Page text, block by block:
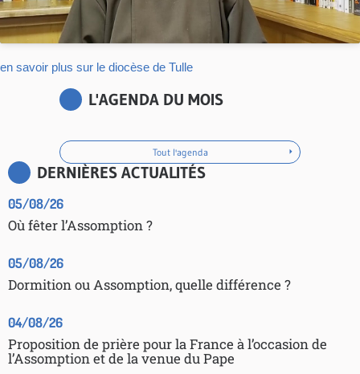
en savoir plus sur le diocèse de Tulle
L'AGENDA DU MOIS
Tout l'agenda
DERNIÈRES ACTUALITÉS
05/08/26
Où fêter l’Assomption ?
05/08/26
Dormition ou Assomption, quelle différence ?
04/08/26
Proposition de prière pour la France à l’occasion de
l’Assomption et de la venue du Pape